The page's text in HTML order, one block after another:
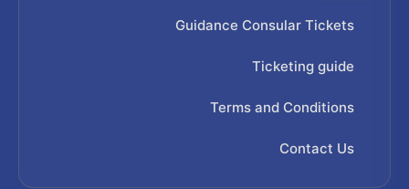
Guidance Consular Tickets
Ticketing guide
Terms and Conditions
Contact Us